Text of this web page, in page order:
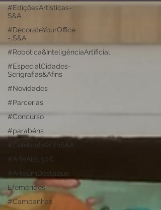
#EdiçõesArtísticas-
S&A
#DecorateYourOffice
- S&A
#Robótica&InteligênciaArtificial
#EspecialCidades-
Serigrafias&Afins
#Novidades
#Parcerias
#Concurso
#parabéns
#CelebrateWithS&A
#ArteAté150€
#ArteEmDestaque
Efemérides
#Campanhas